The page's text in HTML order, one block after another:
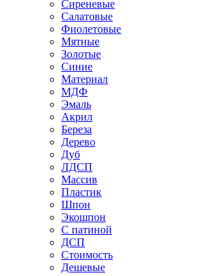
Сиреневые
Салатовые
Фиолетовые
Мятные
Золотые
Синие
Материал
МДФ
Эмаль
Акрил
Береза
Дерево
Дуб
ЛДСП
Массив
Пластик
Шпон
Экошпон
С патиной
ДСП
Стоимость
Дешевые